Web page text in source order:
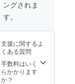
ウド
グ限
しろー
ネタ名
刺 ・サ
ンクス
レター
ングされま
す。
支援に関するよ
くある質問
手数料はいく
らかかります
か？